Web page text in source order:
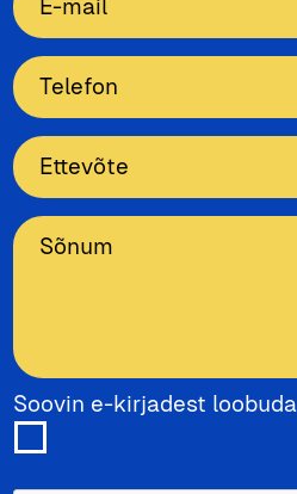
Soovin e-kirjadest loobuda